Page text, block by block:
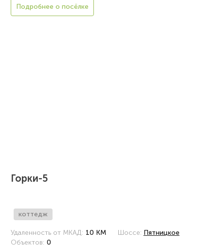
Подробнее о посёлке
Горки-5
коттедж
Удаленность от МКАД: 10 КМ Шоссе: Пятницкое
Объектов: 0